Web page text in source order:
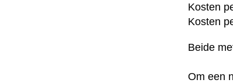
Kosten
Kosten
Beide
Om een